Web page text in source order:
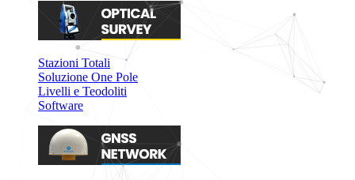
Stazioni Totali
Soluzione One Pole
Livelli e Teodoliti
Software